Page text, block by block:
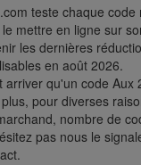
teste chaque code
mettre en ligne sur
les dernières
en août 2026.
arriver qu'un code Aux
pour diverses
nombre de
pas nous le